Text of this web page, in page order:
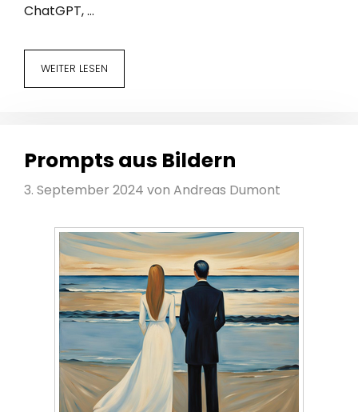
ChatGPT, …
WEITER LESEN
Prompts aus Bildern
3. September 2024 von Andreas Dumont